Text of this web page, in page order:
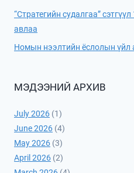
“Стратегийн судалгаа”
авлаа
Номын нээлтийн ёслолын үйл
МЭДЭЭНИЙ АРХИВ
July 2026 (1)
June 2026 (4)
May 2026 (3)
April 2026 (2)